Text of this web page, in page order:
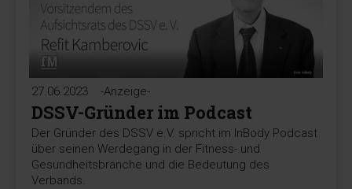
27.06.2023 -Anzeige-
DSSV-Gründer im Podcast
Der Gründer des DSSV e.V. spricht im InBody Podcast
über seinen Werdegang in der Fitness- und
Gesundheitsbranche und die Bedeutung des
Verbands.